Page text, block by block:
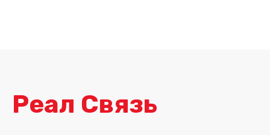
Реал Связь